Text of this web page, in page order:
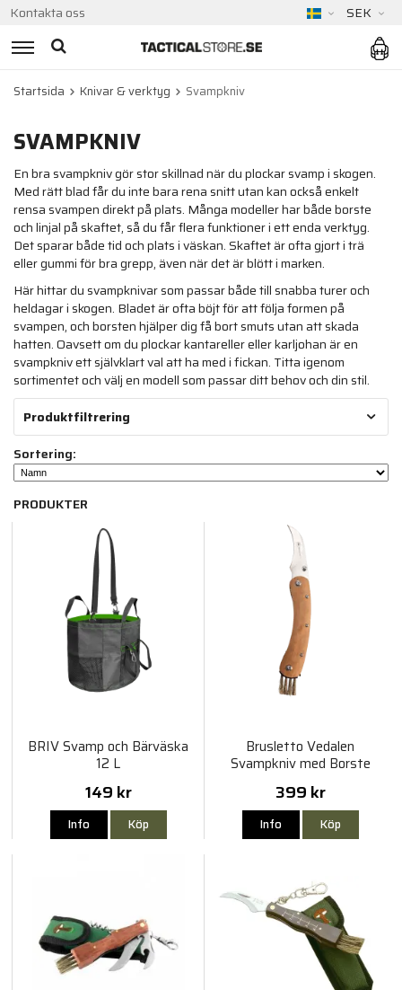
Kontakta oss SEK
Startsida Knivar & verktyg Svampkniv
SVAMPKNIV
En bra svampkniv gör stor skillnad när du plockar svamp i skogen.
Med rätt blad får du inte bara rena snitt utan kan också enkelt
rensa svampen direkt på plats. Många modeller har både borste
och linjal på skaftet, så du får flera funktioner i ett enda verktyg.
Det sparar både tid och plats i väskan. Skaftet är ofta gjort i trä
eller gummi för bra grepp, även när det är blött i marken.
Här hittar du svampknivar som passar både till snabba turer och
heldagar i skogen. Bladet är ofta böjt för att följa formen på
svampen, och borsten hjälper dig få bort smuts utan att skada
hatten. Oavsett om du plockar kantareller eller karljohan är en
svampkniv ett självklart val att ha med i fickan. Titta igenom
sortimentet och välj en modell som passar ditt behov och din stil.
Produktfiltrering
Sortering:
PRODUKTER
BRIV Svamp och Bärväska
12 L
149 kr
Info Köp
Brusletto Vedalen
Svampkniv med Borste
399 kr
Info Köp